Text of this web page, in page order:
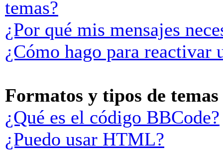
temas?
¿Por qué mis mensajes
¿Cómo hago para reactivar
Formatos y tipos de temas
¿Qué es el código BBCode?
¿Puedo usar HTML?